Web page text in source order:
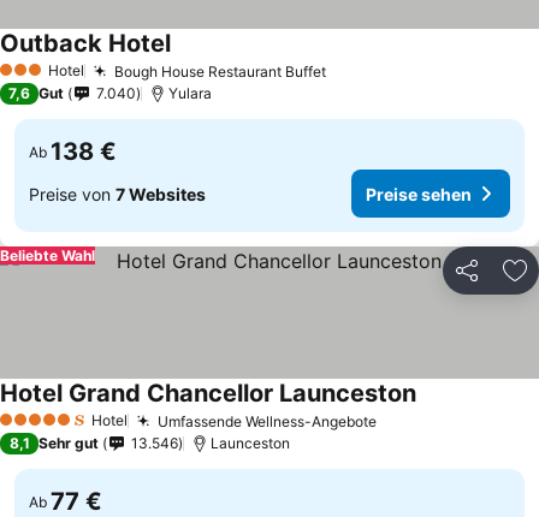
3 SterneHotel Bough House Restaurant Buffet
Outback Hotel
7,6 Gut 7.040 Yulara
Ab 138 €
Preise von 7 Websites Preise sehen
Teilen
Beliebte Wahl
5 Sterne Hotel Umfassende Wellness-Angebote
Hotel Grand Chancellor Launceston
8,1 Sehr gut 13.546 Launceston
Ab 77 €